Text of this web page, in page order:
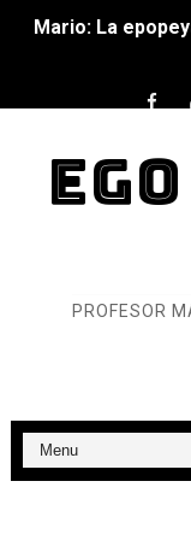
Mario: La
Pokémon: La
Así se ve el
Un año para
Dioses y
PROFESOR